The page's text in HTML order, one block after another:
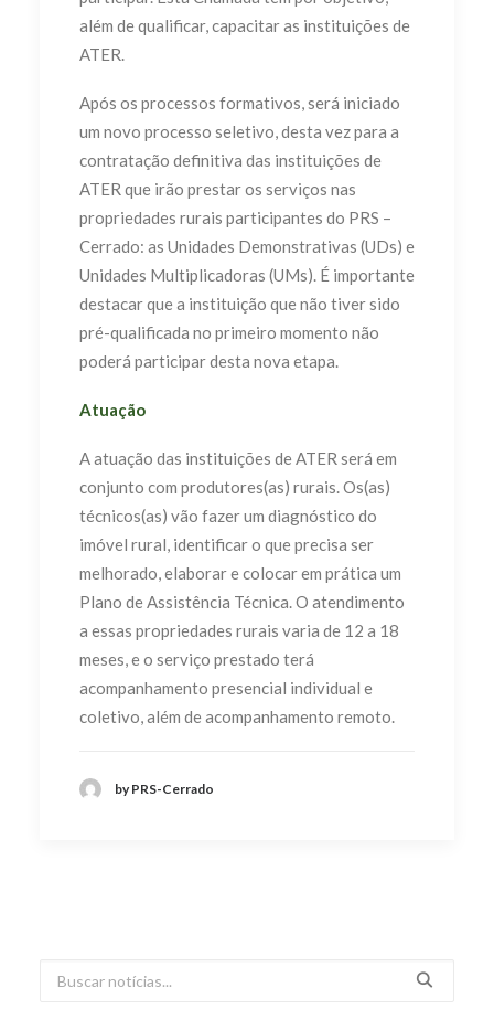
além de qualificar, capacitar as instituições de
ATER.
Após os processos formativos, será iniciado
um novo processo seletivo, desta vez para a
contratação definitiva das instituições de
ATER que irão prestar os serviços nas
propriedades rurais participantes do PRS –
Cerrado: as Unidades Demonstrativas (UDs) e
Unidades Multiplicadoras (UMs). É importante
destacar que a instituição que não tiver sido
pré-qualificada no primeiro momento não
poderá participar desta nova etapa.
Atuação
A atuação das instituições de ATER será em
conjunto com produtores(as) rurais. Os(as)
técnicos(as) vão fazer um diagnóstico do
imóvel rural, identificar o que precisa ser
melhorado, elaborar e colocar em prática um
Plano de Assistência Técnica. O atendimento
a essas propriedades rurais varia de 12 a 18
meses, e o serviço prestado terá
acompanhamento presencial individual e
coletivo, além de acompanhamento remoto.
by PRS-Cerrado